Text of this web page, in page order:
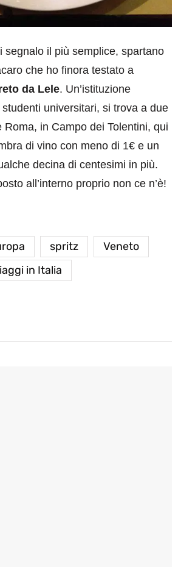
segnalo il più semplice, spartano
che ho finora testato a
da Lele. Un’istituzione
universitari, si trova a due
Roma, in Campo dei Tolentini, qui
di vino con meno di 1€ e un
decina di centesimi in più.
all’interno proprio non ce n’è!
spritz
Veneto
in Italia